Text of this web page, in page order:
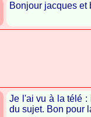
Bonjour jacques et
Je l'ai vu à la télé :
du sujet. Bon pour